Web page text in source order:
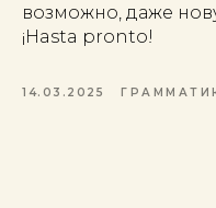
возможно, даже
¡Hasta pronto!
14.03.2025